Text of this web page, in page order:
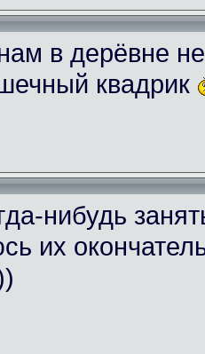
в дерёвне
квадрик
нибудь
их